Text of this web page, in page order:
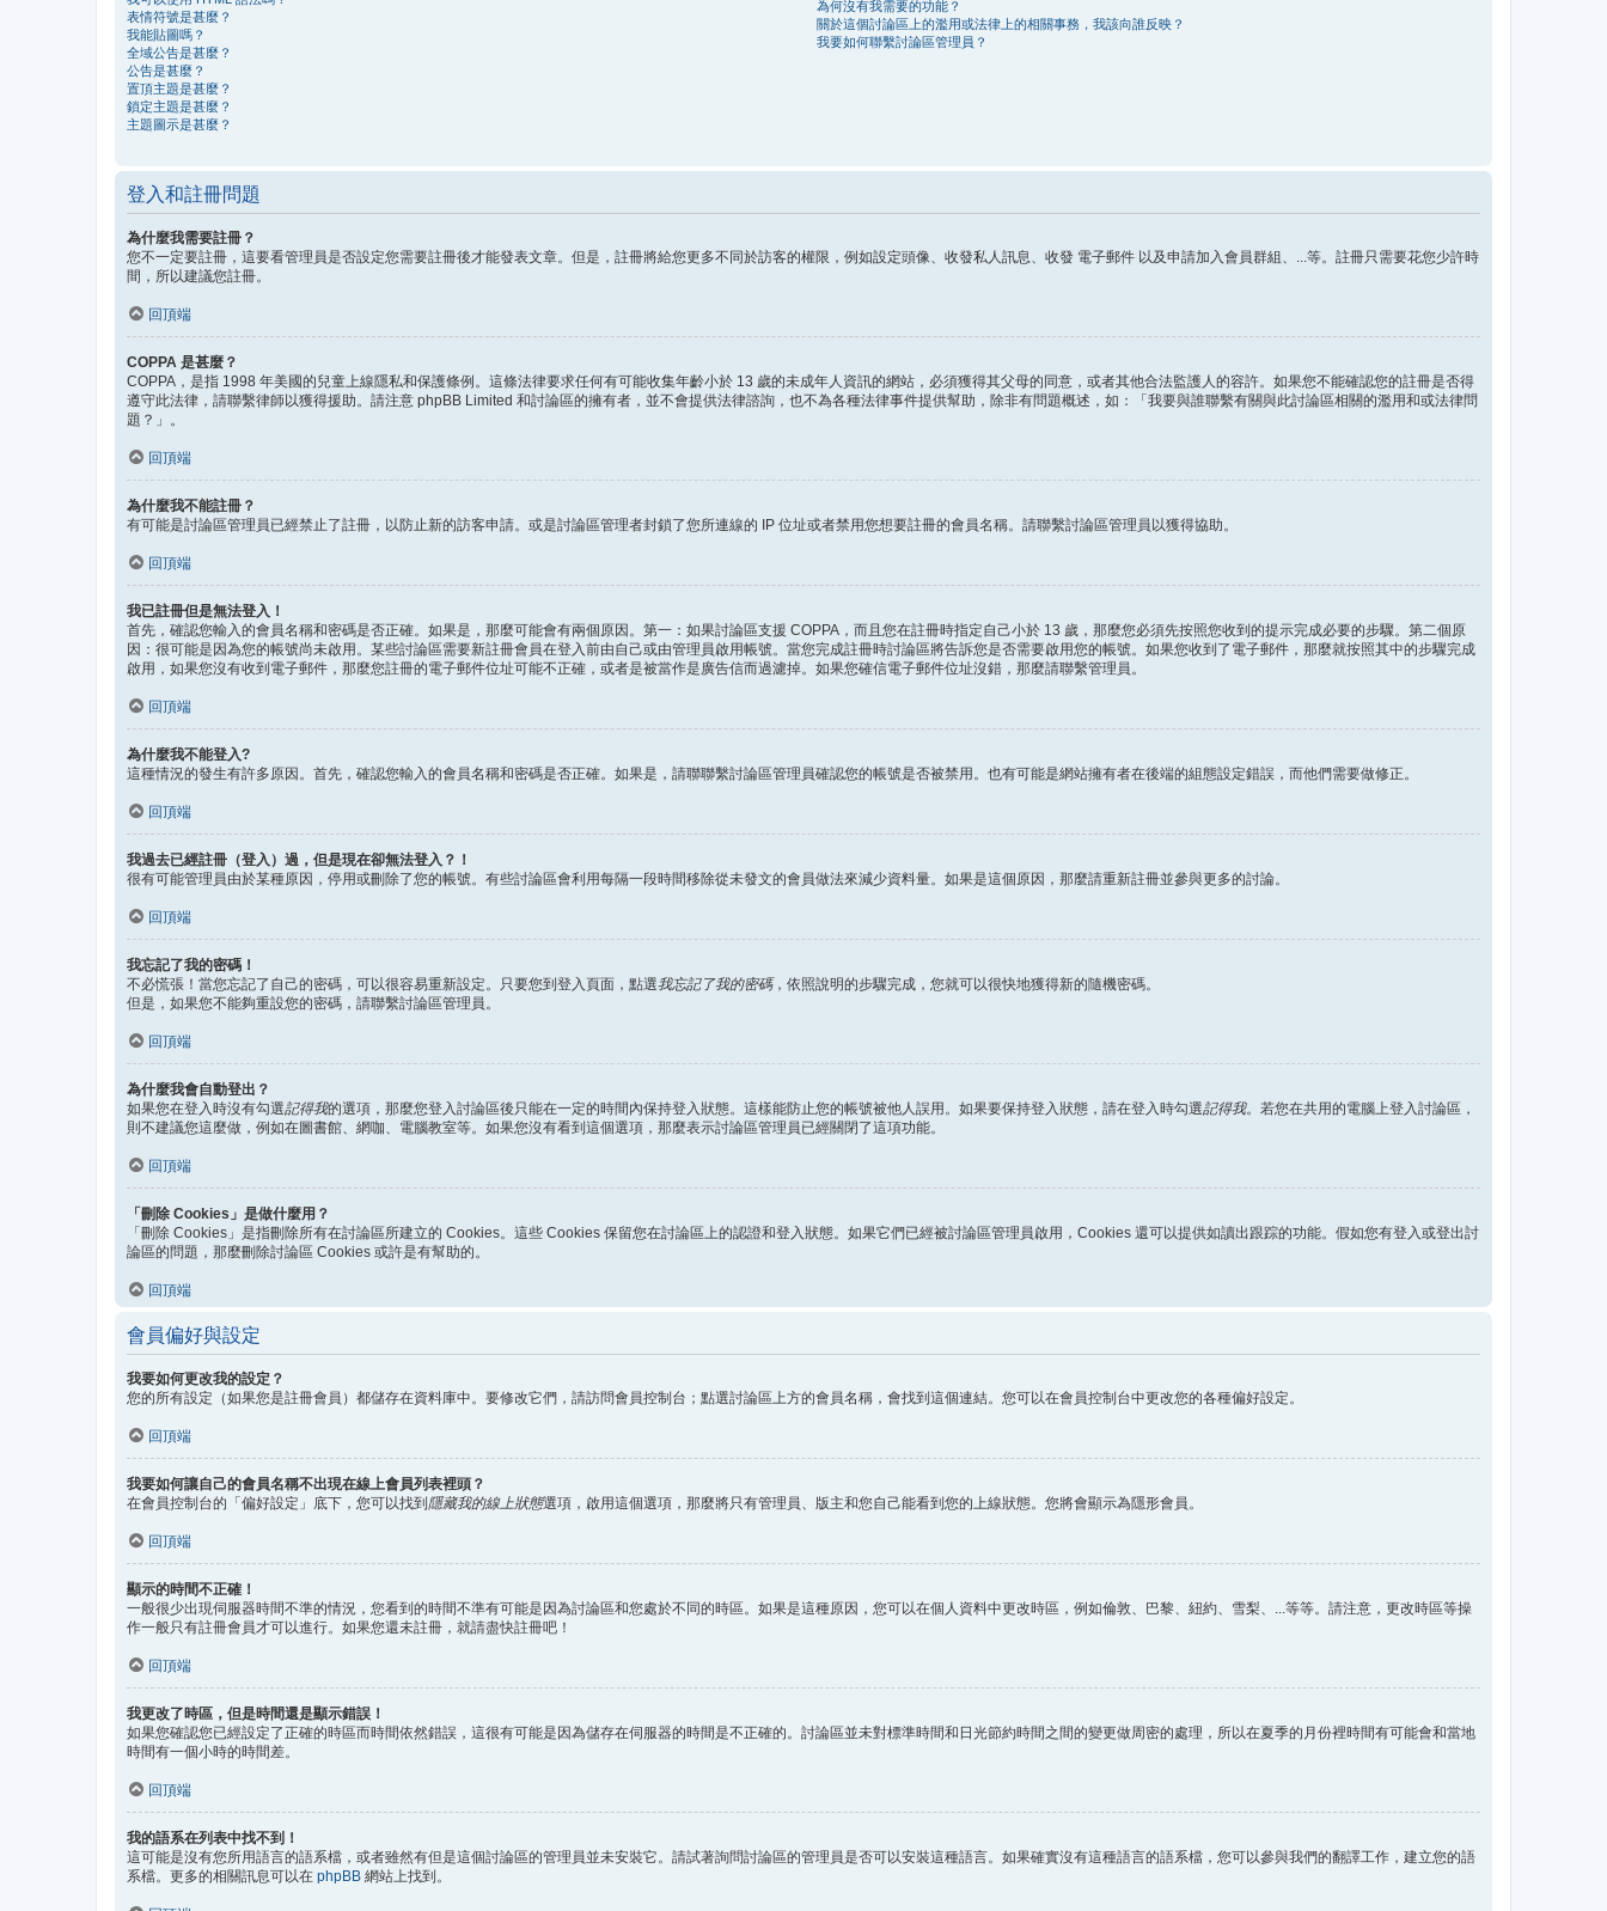
表情符號是甚麼？
我能貼圖嗎？
全域公告是甚麼？
公告是甚麼？
置頂主題是甚麼？
鎖定主題是甚麼？
主題圖示是甚麼？
為何沒有我需要的功能？
關於這個討論區上的濫用或法律上的相關事務，我該向誰反映？
我要如何聯繫討論區管理員？
登入和註冊問題
為什麼我需要註冊？
您不一定要註冊，這要看管理員是否設定您需要註冊後才能發表文章。但是，註冊將給您更多不同於訪客的權限，例如設定頭像、收發私人訊息、收發 電子郵件 以及申請加入會員群組、...等。註冊只需要花您少許時
間，所以建議您註冊。
回頂端
COPPA 是甚麼？
COPPA，是指 1998 年美國的兒童上線隱私和保護條例。這條法律要求任何有可能收集年齡小於 13 歲的未成年人資訊的網站，必須獲得其父母的同意，或者其他合法監護人的容許。如果您不能確認您的註冊是否得
遵守此法律，請聯繫律師以獲得援助。請注意 phpBB Limited 和討論區的擁有者，並不會提供法律諮詢，也不為各種法律事件提供幫助，除非有問題概述，如：「我要與誰聯繫有關與此討論區相關的濫用和或法律問
題？」。
回頂端
為什麼我不能註冊？
有可能是討論區管理員已經禁止了註冊，以防止新的訪客申請。或是討論區管理者封鎖了您所連線的 IP 位址或者禁用您想要註冊的會員名稱。請聯繫討論區管理員以獲得協助。
回頂端
我已註冊但是無法登入！
首先，確認您輸入的會員名稱和密碼是否正確。如果是，那麼可能會有兩個原因。第一：如果討論區支援 COPPA，而且您在註冊時指定自己小於 13 歲，那麼您必須先按照您收到的提示完成必要的步驟。第二個原
因：很可能是因為您的帳號尚未啟用。某些討論區需要新註冊會員在登入前由自己或由管理員啟用帳號。當您完成註冊時討論區將告訴您是否需要啟用您的帳號。如果您收到了電子郵件，那麼就按照其中的步驟完成
啟用，如果您沒有收到電子郵件，那麼您註冊的電子郵件位址可能不正確，或者是被當作是廣告信而過濾掉。如果您確信電子郵件位址沒錯，那麼請聯繫管理員。
回頂端
為什麼我不能登入?
這種情況的發生有許多原因。首先，確認您輸入的會員名稱和密碼是否正確。如果是，請聯聯繫討論區管理員確認您的帳號是否被禁用。也有可能是網站擁有者在後端的組態設定錯誤，而他們需要做修正。
回頂端
我過去已經註冊（登入）過，但是現在卻無法登入？！
很有可能管理員由於某種原因，停用或刪除了您的帳號。有些討論區會利用每隔一段時間移除從未發文的會員做法來減少資料量。如果是這個原因，那麼請重新註冊並參與更多的討論。
回頂端
我忘記了我的密碼！
不必慌張！當您忘記了自己的密碼，可以很容易重新設定。只要您到登入頁面，點選我忘記了我的密碼，依照說明的步驟完成，您就可以很快地獲得新的隨機密碼。
但是，如果您不能夠重設您的密碼，請聯繫討論區管理員。
回頂端
為什麼我會自動登出？
如果您在登入時沒有勾選記得我的選項，那麼您登入討論區後只能在一定的時間內保持登入狀態。這樣能防止您的帳號被他人誤用。如果要保持登入狀態，請在登入時勾選記得我。若您在共用的電腦上登入討論區，
則不建議您這麼做，例如在圖書館、網咖、電腦教室等。如果您沒有看到這個選項，那麼表示討論區管理員已經關閉了這項功能。
回頂端
「刪除 Cookies」是做什麼用？
「刪除 Cookies」是指刪除所有在討論區所建立的 Cookies。這些 Cookies 保留您在討論區上的認證和登入狀態。如果它們已經被討論區管理員啟用，Cookies 還可以提供如讀出跟踪的功能。假如您有登入或登出討
論區的問題，那麼刪除討論區 Cookies 或許是有幫助的。
回頂端
會員偏好與設定
我要如何更改我的設定？
您的所有設定（如果您是註冊會員）都儲存在資料庫中。要修改它們，請訪問會員控制台；點選討論區上方的會員名稱，會找到這個連結。您可以在會員控制台中更改您的各種偏好設定。
回頂端
我要如何讓自己的會員名稱不出現在線上會員列表裡頭？
在會員控制台的「偏好設定」底下，您可以找到 隱藏我的線上狀態選項，啟用這個選項，那麼將只有管理員、版主和您自己能看到您的上線狀態。您將會顯示為隱形會員。
回頂端
顯示的時間不正確！
一般很少出現伺服器時間不準的情況，您看到的時間不準有可能是因為討論區和您處於不同的時區。如果是這種原因，您可以在個人資料中更改時區，例如倫敦、巴黎、紐約、雪梨、...等等。請注意，更改時區等操
作一般只有註冊會員才可以進行。如果您還未註冊，就請盡快註冊吧！
回頂端
我更改了時區，但是時間還是顯示錯誤！
如果您確認您已經設定了正確的時區而時間依然錯誤，這很有可能是因為儲存在伺服器的時間是不正確的。討論區並未對標準時間和日光節約時間之間的變更做周密的處理，所以在夏季的月份裡時間有可能會和當地
時間有一個小時的時間差。
回頂端
我的語系在列表中找不到！
這可能是沒有您所用語言的語系檔，或者雖然有但是這個討論區的管理員並未安裝它。請試著詢問討論區的管理員是否可以安裝這種語言。如果確實沒有這種語言的語系檔，您可以參與我們的翻譯工作，建立您的語
系檔。更多的相關訊息可以在 phpBB 網站上找到。